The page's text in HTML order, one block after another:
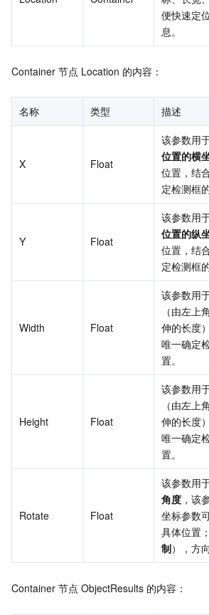
便快速定
息。
Container 节点 Location 的内容：
名称 类型 描述
X Float
该参数用
位置的横
位置，结
定检测框
Y Float
该参数用
位置的纵
位置，结
定检测框
Width Float
该参数用
（由左上
伸的长度
唯一确定
置。
Height Float
该参数用
（由左上
伸的长度
唯一确定
置。
Rotate Float
该参数用
角度 ，该
坐标参数
具体位置
制），方
Container 节点 ObjectResults 的内容：